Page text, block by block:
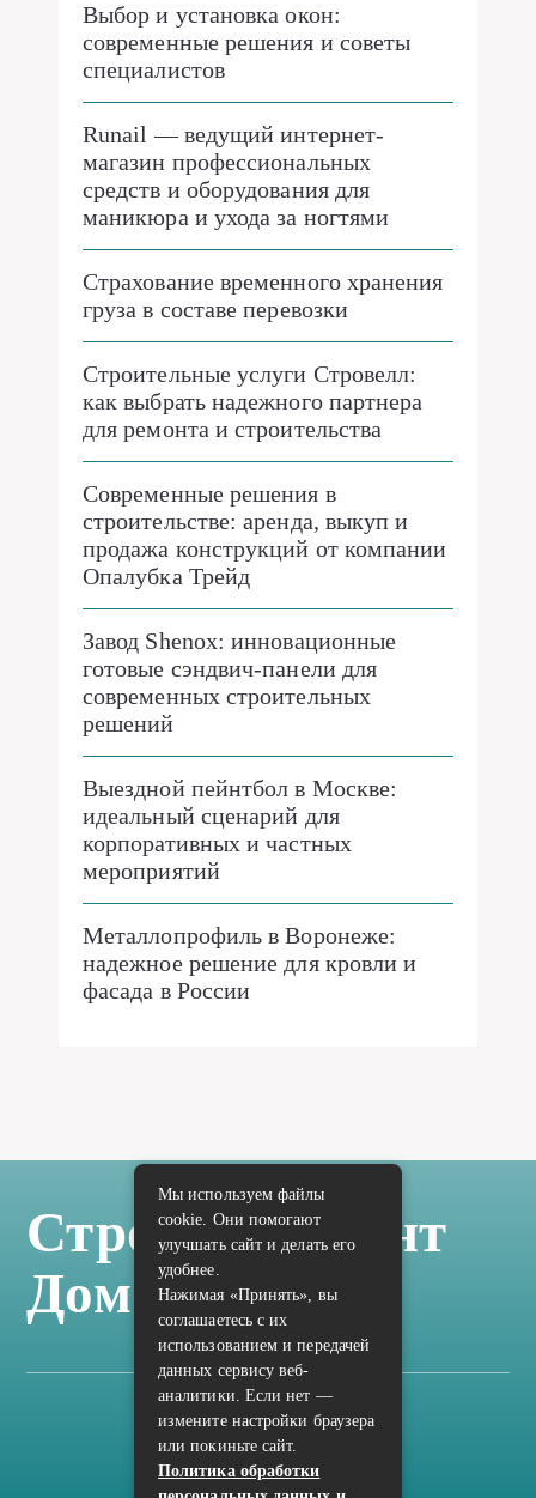
Выбор и установка окон:
современные решения и советы
специалистов
Runail — ведущий интернет-
магазин профессиональных
средств и оборудования для
маникюра и ухода за ногтями
Страхование временного хранения
груза в составе перевозки
Строительные услуги Стровелл:
как выбрать надежного партнера
для ремонта и строительства
Современные решения в
строительстве: аренда, выкуп и
продажа конструкций от компании
Опалубка Трейд
Завод Shenox: инновационные
готовые сэндвич-панели для
современных строительных
решений
Выездной пейнтбол в Москве:
идеальный сценарий для
корпоративных и частных
мероприятий
Металлопрофиль в Воронеже:
надежное решение для кровли и
фасада в России
Стройка Ремонт
Дом Отделка
Карта сайта
Политика конфиденциальности
Мы используем файлы
cookie. Они помогают
улучшать сайт и делать его
удобнее.
Нажимая «Принять», вы
соглашаетесь с их
использованием и передачей
данных сервису веб-
аналитики. Если нет —
измените настройки браузера
или покиньте сайт.
Политика обработки